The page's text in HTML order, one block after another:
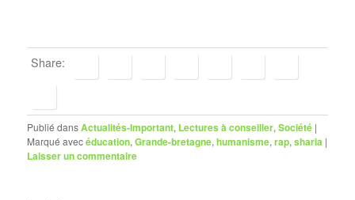
Share:
Publié dansActualités-Important, Lectures à conseiller,Société |
Marqué avecéducation,Grande-bretagne,humanisme,rap,sharia |
Laisser un commentaire